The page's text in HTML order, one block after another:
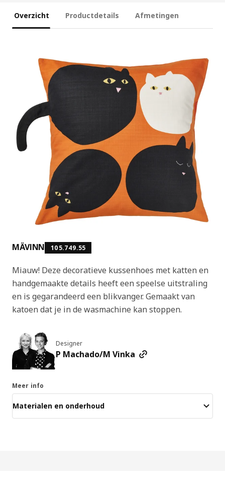
Overzicht Productdetails Afmetingen
MÄVINN 105.749.55
Miauw! Deze decoratieve kussenhoes met katten en
handgemaakte details heeft een speelse uitstraling
en is gegarandeerd een blikvanger. Gemaakt van
katoen dat je in de wasmachine kan stoppen.
Designer
P Machado/M Vinka
Meer info
Materialen en onderhoud